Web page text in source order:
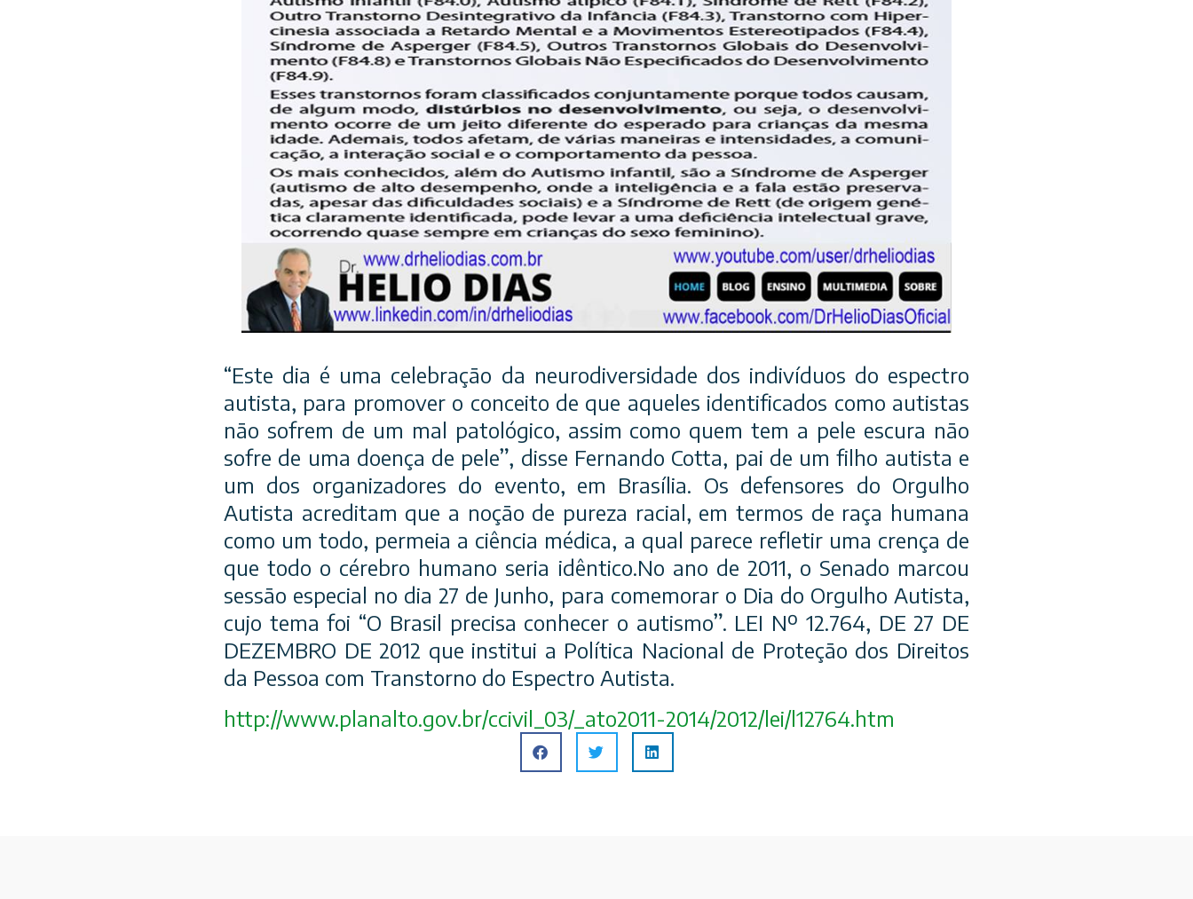
“Este dia é uma celebração da neurodiversidade dos indivíduos do espectro
autista, para promover o conceito de que aqueles identificados como autistas
não sofrem de um mal patológico, assim como quem tem a pele escura não
sofre de uma doença de pele”, disse Fernando Cotta, pai de um filho autista e
um dos organizadores do evento, em Brasília. Os defensores do Orgulho
Autista acreditam que a noção de pureza racial, em termos de raça humana
como um todo, permeia a ciência médica, a qual parece refletir uma crença de
que todo o cérebro humano seria idêntico.No ano de 2011, o Senado marcou
sessão especial no dia 27 de Junho, para comemorar o Dia do Orgulho Autista,
cujo tema foi “O Brasil precisa conhecer o autismo”. LEI Nº 12.764, DE 27 DE
DEZEMBRO DE 2012 que institui a Política Nacional de Proteção dos Direitos
da Pessoa com Transtorno do Espectro Autista.
http://www.planalto.gov.br/ccivil_03/_ato2011-2014/2012/lei/l12764.htm